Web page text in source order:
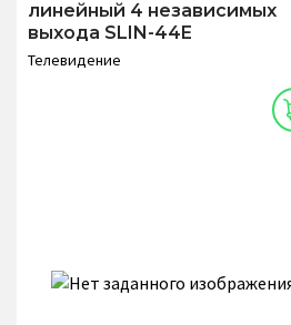
линейный 4 независимых
выхода SLIN-44E
Телевидение